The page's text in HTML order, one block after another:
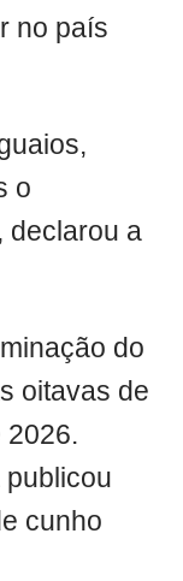
no país
o
declarou a
do
oitavas de
2026.
publicou
cunho